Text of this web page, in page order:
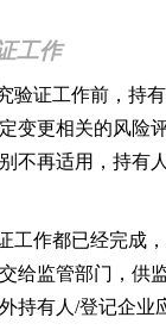
工作
证工作前，持有
变更相关的风险
不再适用，持
作都已经完成，
给监管部门，供
持有人/登记企业